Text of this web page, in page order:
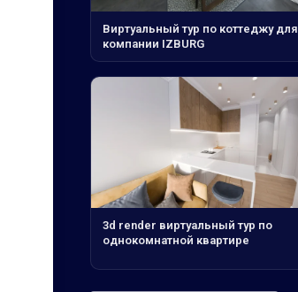
Виртуальный тур по коттеджу для
компании IZBURG
3d render виртуальный тур по
однокомнатной квартире